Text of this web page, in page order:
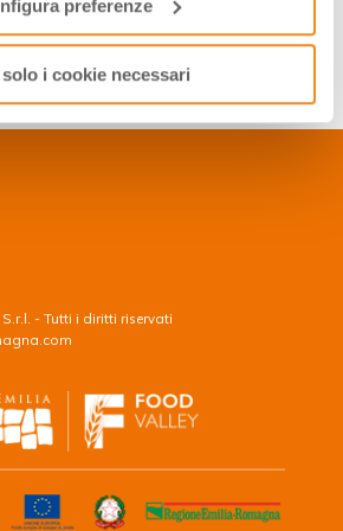
preferenze
solo i cookie necessari
rilassanti, mentre è una delizia
durante i mesi invernali,
- Tutti i diritti riservati